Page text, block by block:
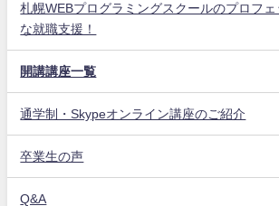
札幌WEBプログラミングスクールのプロフ
な就職支援！
開講講座一覧
通学制・Skypeオンライン講座のご紹介
卒業生の声
Q&A